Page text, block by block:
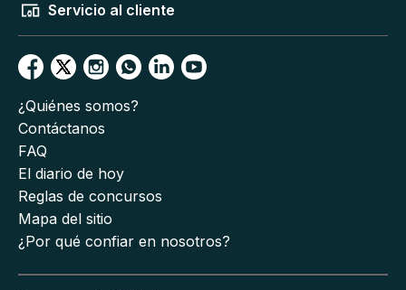
Servicio al cliente
¿Quiénes somos?
Contáctanos
FAQ
El diario de hoy
Reglas de concursos
Mapa del sitio
¿Por qué confiar en nosotros?